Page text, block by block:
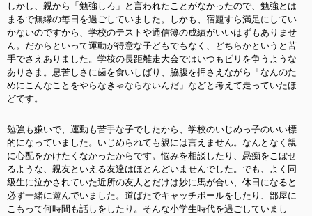
しかし、親から「勉強しろ」と言われたことがなかったので、勉強とは
まるで無縁の毎日を過ごしていました。しかも、宿題すら満足にしてい
かないのですから、学校のテストや通信簿の成績がいいはずもありませ
ん。だからといって運動が得意な子どもでもなく、どちらかというと苦
手でさえありました。学校の長距離走大会ではいつもビリを争うような
ありさま。息苦しさに歯を食いしばり、脇腹を押さえながら「なんのた
めにこんなことをやらなきゃならないんだ」などと考えて走っていたほ
どです。
勉強も嫌いで、運動も苦手な子でしたから、学校のいじめっ子のいい標
的になっていました。いじめられても親には言えません。なんとなく親
に心配をかけたくなかったからです。悩みを相談したり、愚痴をこぼせ
るような、親友といえる友達はほとんどいませんでした。でも、よく同
級生に泣かされていた近所の友人とだけは妙に馬が合い、休日になると
必ず一緒に遊んでいました。道ばたでキャッチボールをしたり、部屋に
こもって何時間も話しをしたり。そんな小学生時代を過ごしていまし